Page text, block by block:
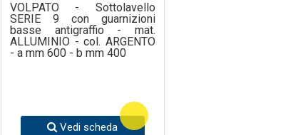
VOLPATO - Sottolavello
SERIE 9 con guarnizioni
basse antigraffio - mat.
ALLUMINIO - col. ARGENTO
- a mm 600 - b mm 400
OUTLET
Vedi scheda